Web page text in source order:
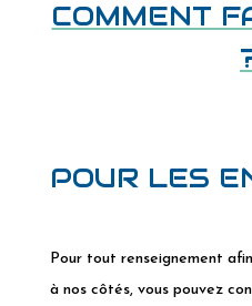
COMMENT
POUR LES
Pour tout renseignement
à nos côtés, vous pouvez